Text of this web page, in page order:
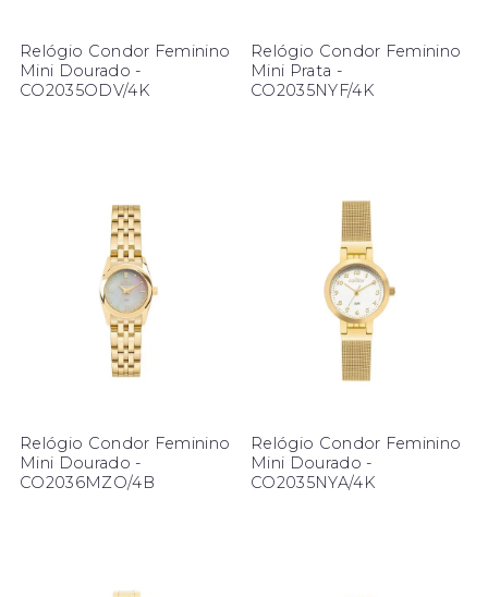
Relógio Condor Feminino
Mini Dourado -
CO2035ODV/4K
Relógio Condor Feminino
Mini Prata -
CO2035NYF/4K
Relógio Condor Feminino
Mini Dourado -
CO2036MZO/4B
Relógio Condor Feminino
Mini Dourado -
CO2035NYA/4K